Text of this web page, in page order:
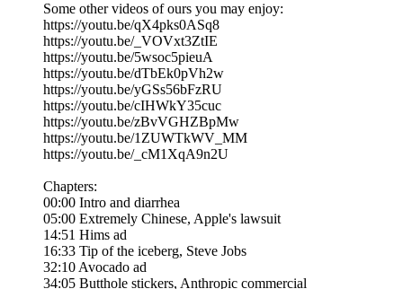
Some other videos of ours you may enjoy:
https://youtu.be/qX4pks0ASq8
https://youtu.be/_VOVxt3ZtIE
https://youtu.be/5wsoc5pieuA
https://youtu.be/dTbEk0pVh2w
https://youtu.be/yGSs56bFzRU
https://youtu.be/cIHWkY35cuc
https://youtu.be/zBvVGHZBpMw
https://youtu.be/1ZUWTkWV_MM
https://youtu.be/_cM1XqA9n2U
Chapters:
00:00 Intro and diarrhea
05:00 Extremely Chinese, Apple's lawsuit
14:51 Hims ad
16:33 Tip of the iceberg, Steve Jobs
32:10 Avocado ad
34:05 Butthole stickers, Anthropic commercial